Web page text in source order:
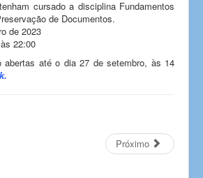
cursado a disciplina Fundamentos
de Documentos.
de 2023
22:00
abertas até o dia 27 de setembro, às 14
.
Próximo